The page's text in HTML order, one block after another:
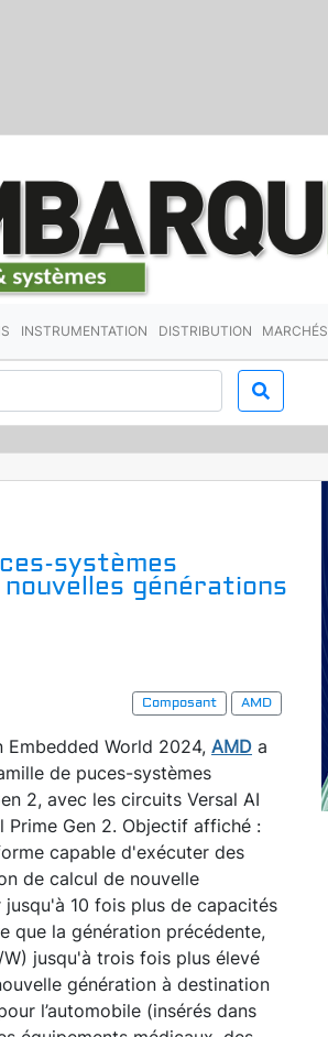
INSTRUMENTATION DISTRIBUTION MARCHÉS
systèmes
générations
Composant
AMD
Embedded World 2024, AMD a
de puces-systèmes
2, avec les circuits Versal AI
Prime Gen 2. Objectif affiché :
capable d'exécuter des
de calcul de nouvelle
10 fois plus de capacités
que la génération précédente,
jusqu'à trois fois plus élevé
génération à destination
l’automobile (insérés dans